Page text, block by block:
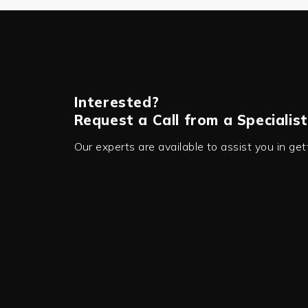
Interested?
Request a Call from a Specialist
Our experts are available to assist you in